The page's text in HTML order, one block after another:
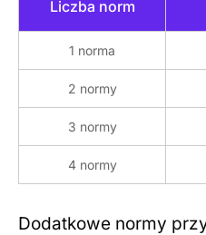
Liczba norm
1 norma
2 normy
3 normy
4 normy
Dodatkowe normy